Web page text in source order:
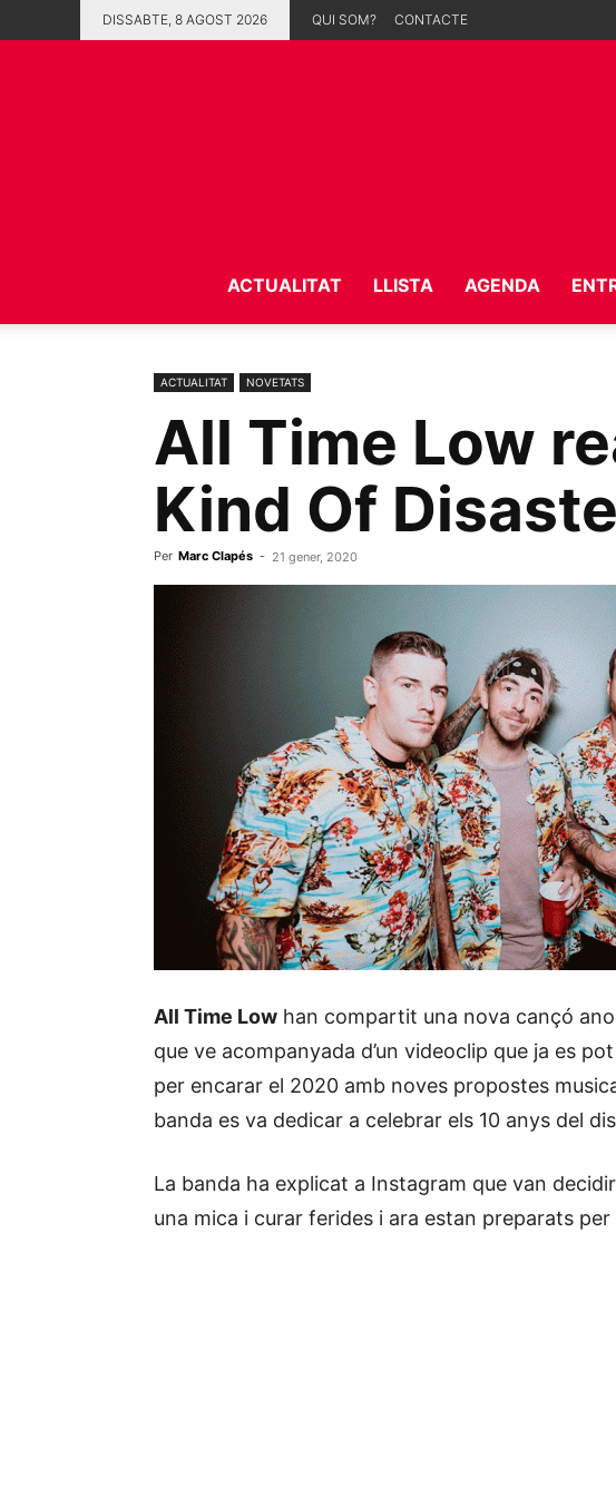
DISSABTE, 8 AGOST 2026 QUI SOM? CONTACTE
ACTUALITAT LLISTA AGENDA
ACTUALITAT NOVETATS
All Time Low
Kind Of
Per Marc Clapés - 21 gener, 2020
All Time Low han compartit una nova cançó
que ve acompanyada d’un videoclip que ja es
per encarar el 2020 amb noves propostes
banda es va dedicar a celebrar els 10 anys del
La banda ha explicat a Instagram que van
una mica i curar ferides i ara estan preparats